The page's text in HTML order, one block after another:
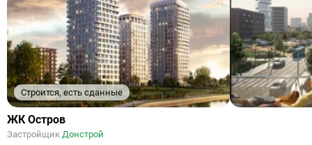
Строится, есть сданные
ЖК Остров
Застройщик Донстрой